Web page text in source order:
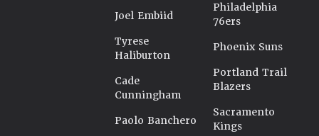
Joel Embiid
Tyrese
Haliburton
Cade
Cunningham
Paolo Banchero
Philadelphia
76ers
Phoenix Suns
Portland Trail
Blazers
Sacramento
Kings